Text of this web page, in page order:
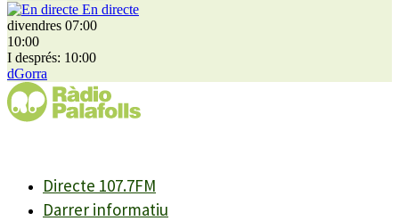
En directe
divendres 07:00
10:00
I després: 10:00
dGorra
Directe 107.7FM
Darrer informatiu